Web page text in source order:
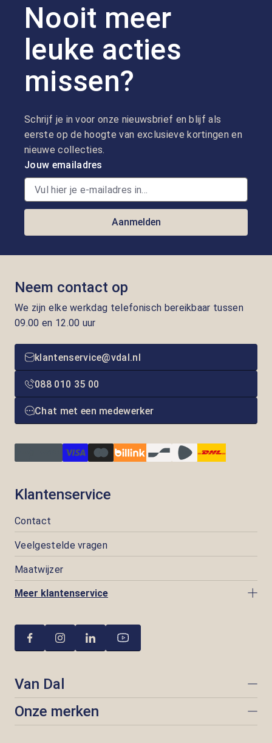
Nooit meer
leuke acties
missen?
Schrijf je in voor onze nieuwsbrief en blijf als
eerste op de hoogte van exclusieve kortingen en
nieuwe collecties.
Jouw emailadres
Aanmelden
Neem contact op
We zijn elke werkdag telefonisch bereikbaar tussen
09.00 en 12.00 uur
klantenservice@vdal.nl
088 010 35 00
Chat met een medewerker
Klantenservice
Contact
Veelgestelde vragen
Maatwijzer
Meer klantenservice
Van Dal
Onze merken